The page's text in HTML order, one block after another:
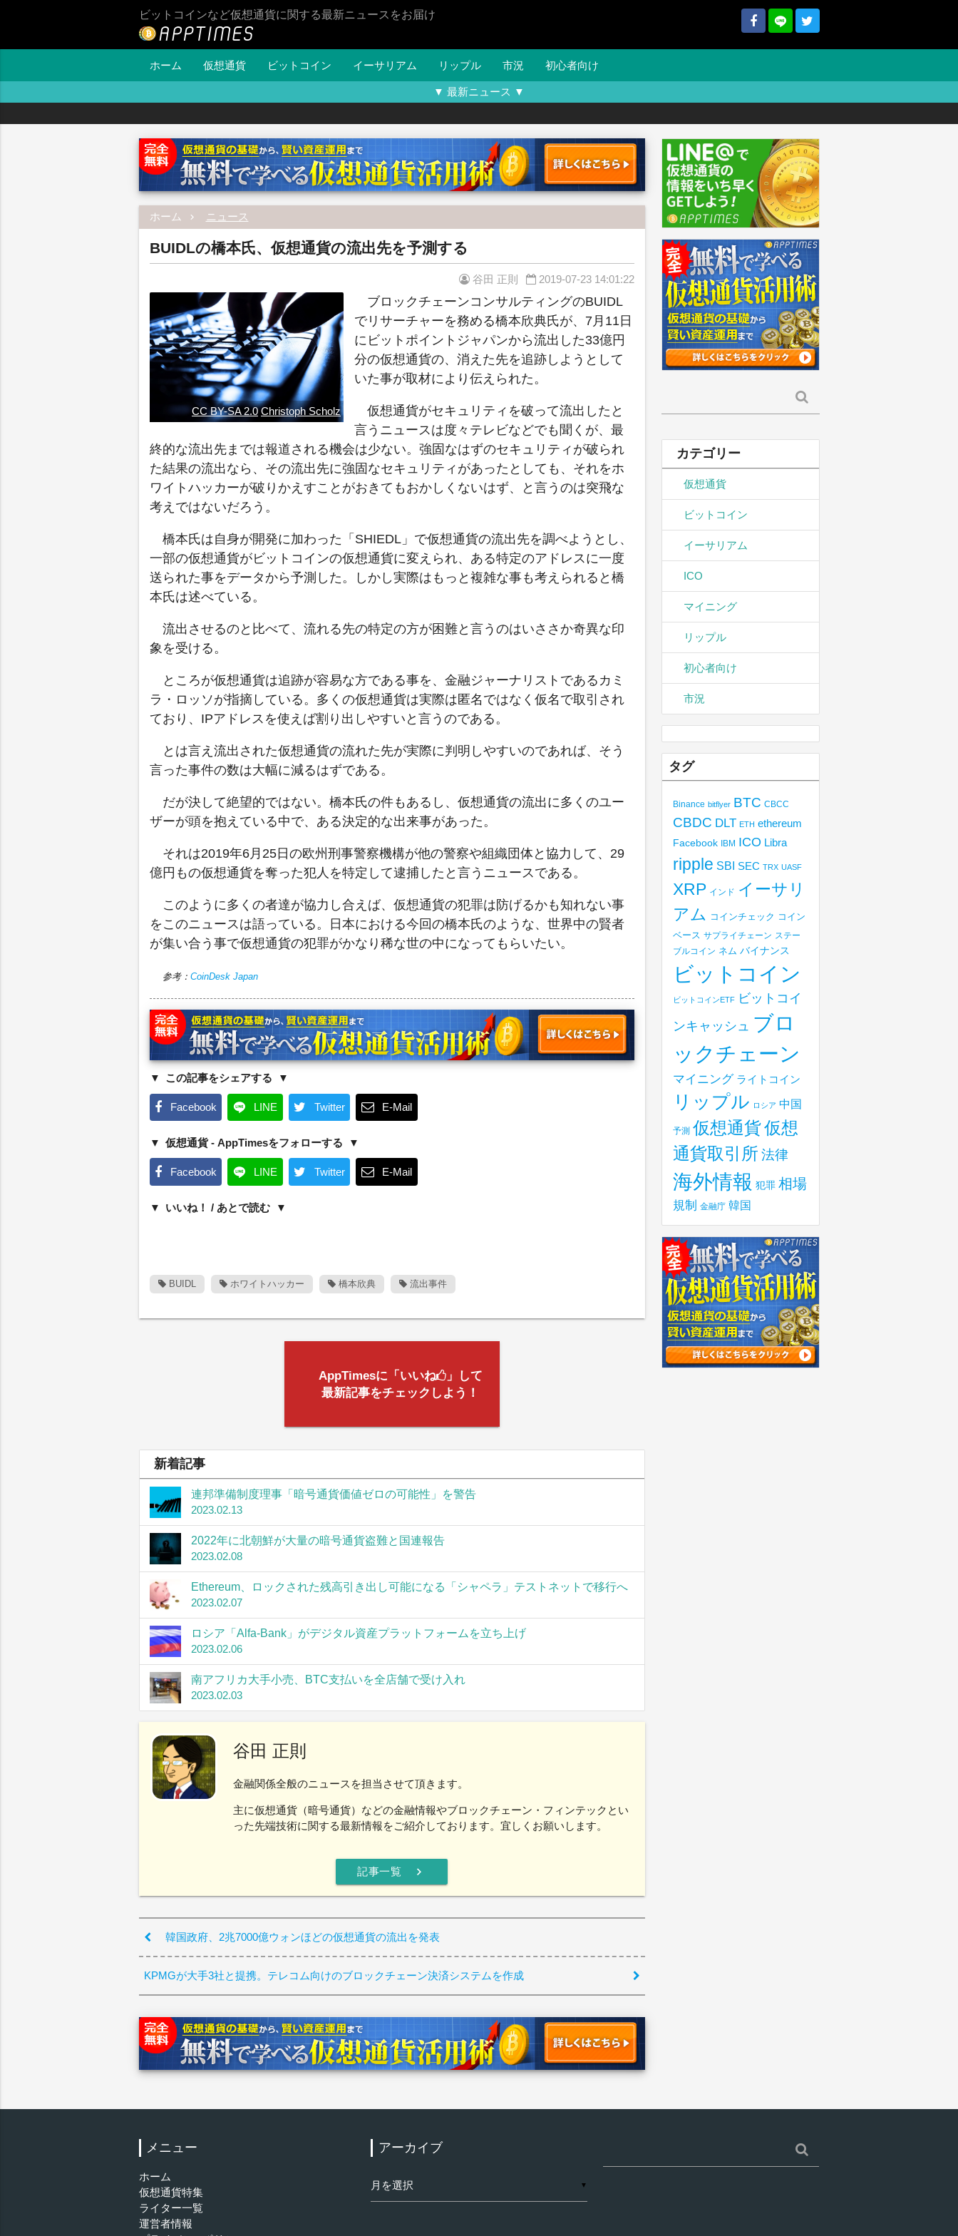
ビットコインなど仮想通貨に関する最新ニュースをお届け
ホーム 仮想通貨 ビットコイン イーサリアム リップル 市況 初心者向け
▼ 最新ニュース ▼
ホーム ニュース
BUIDLの橋本氏、仮想通貨の流出先を予測する
谷田 正則 2019-07-23 14:01:22
CC BY-SA 2.0 Christoph Scholz
ブロックチェーンコンサルティングのBUIDL
でリサーチャーを務める橋本欣典氏が、7月11日
にビットポイントジャパンから流出した33億円
分の仮想通貨の、消えた先を追跡しようとして
いた事が取材により伝えられた。
仮想通貨がセキュリティを破って流出したと
言うニュースは度々テレビなどでも聞くが、最
終的な流出先までは報道される機会は少ない。強固なはずのセキュリティが破られ
た結果の流出なら、その流出先に強固なセキュリティがあったとしても、それをホ
ワイトハッカーが破りかえすことがおきてもおかしくないはず、と言うのは突飛な
考えではないだろう。
橋本氏は自身が開発に加わった「SHIEDL」で仮想通貨の流出先を調べようとし、
一部の仮想通貨がビットコインの仮想通貨に変えられ、ある特定のアドレスに一度
送られた事をデータから予測した。しかし実際はもっと複雑な事も考えられると橋
本氏は述べている。
流出させるのと比べて、流れる先の特定の方が困難と言うのはいささか奇異な印
象を受ける。
ところが仮想通貨は追跡が容易な方である事を、金融ジャーナリストであるカミ
ラ・ロッソが指摘している。多くの仮想通貨は実際は匿名ではなく仮名で取引され
ており、IPアドレスを使えば割り出しやすいと言うのである。
とは言え流出された仮想通貨の流れた先が実際に判明しやすいのであれば、そう
言った事件の数は大幅に減るはずである。
だが決して絶望的ではない。橋本氏の件もあるし、仮想通貨の流出に多くのユー
ザーが頭を抱えている中で、ある決定的な出来事があった。
それは2019年6月25日の欧州刑事警察機構が他の警察や組織団体と協力して、29
億円もの仮想通貨を奪った犯人を特定して逮捕したと言うニュースである。
このように多くの者達が協力し合えば、仮想通貨の犯罪は防げるかも知れない事
をこのニュースは語っている。日本における今回の橋本氏のような、世界中の賢者
が集い合う事で仮想通貨の犯罪がかなり稀な世の中になってもらいたい。
参考： CoinDesk Japan
この記事をシェアする
Facebook LINE Twitter E-Mail
仮想通貨 - AppTimesをフォローする
Facebook LINE Twitter E-Mail
いいね！ / あとで読む
BUIDL ホワイトハッカー 橋本欣典 流出事件
AppTimesに「いいね
」して
最新記事をチェックしよう！
新着記事
連邦準備制度理事「暗号通貨価値ゼロの可能性」を警告
2023.02.13
2022年に北朝鮮が大量の暗号通貨盗難と国連報告
2023.02.08
Ethereum、ロックされた残高引き出し可能になる「シャペラ」テストネットで移行へ
2023.02.07
ロシア「Alfa-Bank」がデジタル資産プラットフォームを立ち上げ
2023.02.06
南アフリカ大手小売、BTC支払いを全店舗で受け入れ
2023.02.03
谷田 正則
金融関係全般のニュースを担当させて頂きます。
主に仮想通貨（暗号通貨）などの金融情報やブロックチェーン・フィンテックとい
った先端技術に関する最新情報をご紹介しております。宜しくお願いします。
記事一覧 chevron_right
韓国政府、2兆7000億ウォンほどの仮想通貨の流出を発表
KPMGが大手3社と提携。テレコム向けのブロックチェーン決済システムを作成
索:
カテゴリー
仮想通貨
ビットコイン
イーサリアム
ICO
マイニング
リップル
初心者向け
市況
タグ
Binance bitflyer BTC CBCC
CBDC DLT ETH ethereum
Facebook IBM ICO Libra
ripple SBI SEC TRX UASF
XRP インド イーサリ
アム コインチェック コイン
ベース サプライチェーン ステー
ブルコイン ネム バイナンス
ビットコイン
ビットコインETF
ビットコイ
ンキャッシュ ブロ
ックチェーン
マイニング ライトコイン
リップル ロシア 中国
予測 仮想通貨仮想
通貨取引所 法律
海外情報 犯罪 相場
規制 金融庁 韓国
メニュー
ホーム
仮想通貨特集
ライター一覧
運営者情報
アーカイブ
ー
カ
▼
索: